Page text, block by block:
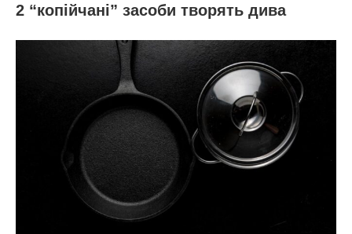
2 “копійчані” засоби творять дива